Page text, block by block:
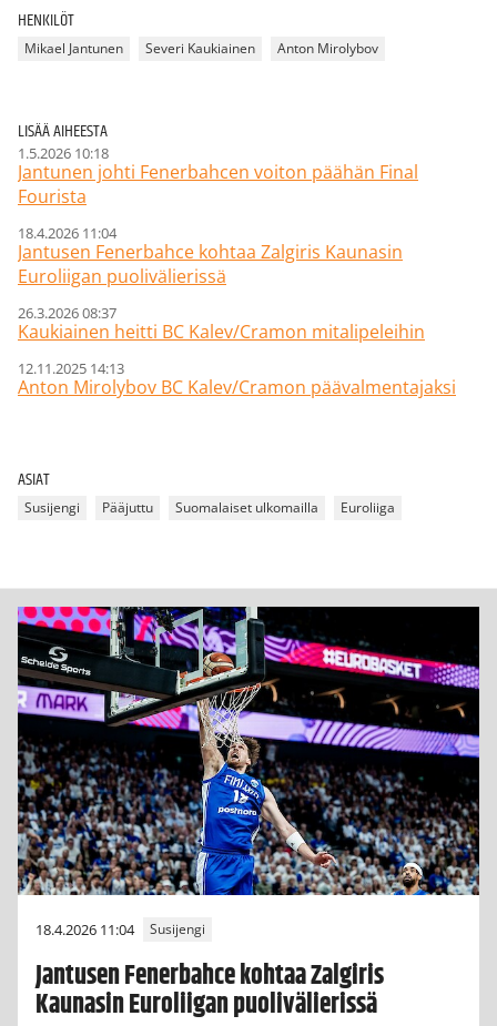
HENKILÖT
Mikael Jantunen Severi Kaukiainen Anton Mirolybov
LISÄÄ AIHEESTA
1.5.2026 10:18
Jantunen johti Fenerbahcen voiton päähän Final
Fourista
18.4.2026 11:04
Jantusen Fenerbahce kohtaa Zalgiris Kaunasin
Euroliigan puolivälierissä
26.3.2026 08:37
Kaukiainen heitti BC Kalev/Cramon mitalipeleihin
12.11.2025 14:13
Anton Mirolybov BC Kalev/Cramon päävalmentajaksi
ASIAT
Susijengi Pääjuttu Suomalaiset ulkomailla Euroliiga
18.4.2026 11:04 Susijengi
Jantusen Fenerbahce kohtaa Zalgiris
Kaunasin Euroliigan puolivälierissä